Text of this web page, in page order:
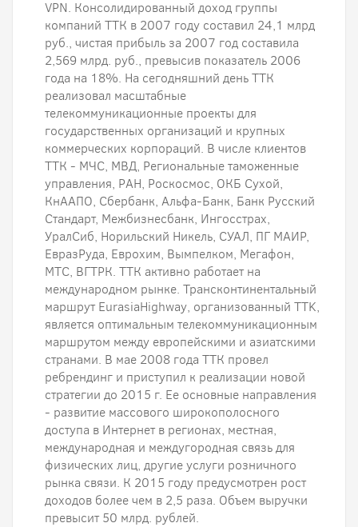
VPN. Консолидированный доход группы
компаний ТТК в 2007 году составил 24,1 млрд
руб., чистая прибыль за 2007 год составила
2,569 млрд. руб., превысив показатель 2006
года на 18%. На сегодняшний день ТТК
реализовал масштабные
телекоммуникационные проекты для
государственных организаций и крупных
коммерческих корпораций. В числе клиентов
ТТК - МЧС, МВД, Региональные таможенные
управления, РАН, Роскосмос, ОКБ Сухой,
КнААПО, Сбербанк, Альфа-Банк, Банк Русский
Стандарт, Межбизнесбанк, Ингосстрах,
УралСиб, Норильский Никель, СУАЛ, ПГ МАИР,
ЕвразРуда, Еврохим, Вымпелком, Мегафон,
МТС, ВГТРК. ТТК активно работает на
международном рынке. Трансконтинентальный
маршрут EurasiaHighway, организованный TTK,
является оптимальным телекоммуникационным
маршрутом между европейскими и азиатскими
странами. В мае 2008 года ТТК провел
ребрендинг и приступил к реализации новой
стратегии до 2015 г. Ее основные направления
- развитие массового широкополосного
доступа в Интернет в регионах, местная,
международная и междугородная связь для
физических лиц, другие услуги розничного
рынка связи. К 2015 году предусмотрен рост
доходов более чем в 2,5 раза. Объем выручки
превысит 50 млрд. рублей.